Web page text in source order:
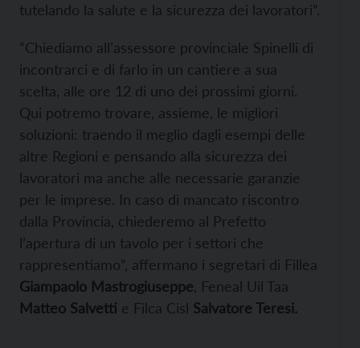
tutelando la salute e la sicurezza dei lavoratori”.
“Chiediamo all’assessore provinciale Spinelli di
incontrarci e di farlo in un cantiere a sua
scelta, alle ore 12 di uno dei prossimi giorni.
Qui potremo trovare, assieme, le migliori
soluzioni: traendo il meglio dagli esempi delle
altre Regioni e pensando alla sicurezza dei
lavoratori ma anche alle necessarie garanzie
per le imprese. In caso di mancato riscontro
dalla Provincia, chiederemo al Prefetto
l’apertura di un tavolo per i settori che
rappresentiamo”, affermano i segretari di Fillea
Giampaolo Mastrogiuseppe , Feneal Uil Taa
Matteo Salvetti e Filca Cisl Salvatore Teresi.